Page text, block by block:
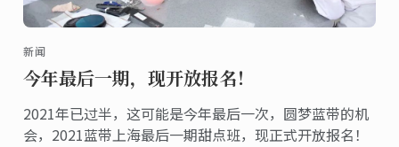
新闻
今年最后一期，现开放报名！
2021年已过半，这可能是今年最后一次，圆梦蓝带的机
会，2021蓝带上海最后一期甜点班，现正式开放报名！